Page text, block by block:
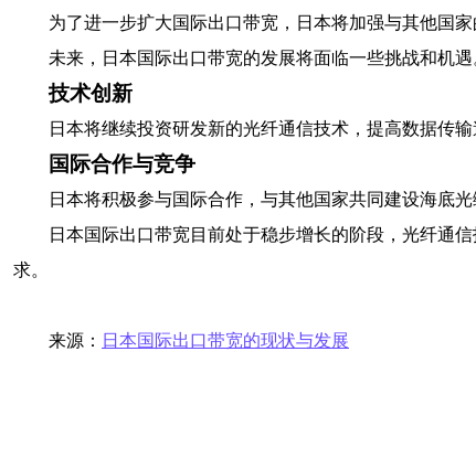
为了进一步扩大国际出口带宽，日本将加强与其他国
未来，日本国际出口带宽的发展将面临一些挑战和机
技术创新
日本将继续投资研发新的光纤通信技术，提高数据传
国际合作与竞争
日本将积极参与国际合作，与其他国家共同建设海底
日本国际出口带宽目前处于稳步增长的阶段，光纤通
求。
来源： 日本国际出口带宽的现状与发展